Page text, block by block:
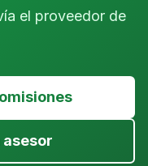
el proveedor de
asesor